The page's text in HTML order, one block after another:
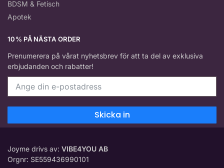
BDSM & Fetisch
Apotek
10% PÅ NÄSTA ORDER
Prenumerera på vårat nyhetsbrev för att ta del av exklusiva
erbjudanden och rabatter!
Skicka in
Joyme drivs av: VIBE4YOU AB
Orgnr: SE559436990101